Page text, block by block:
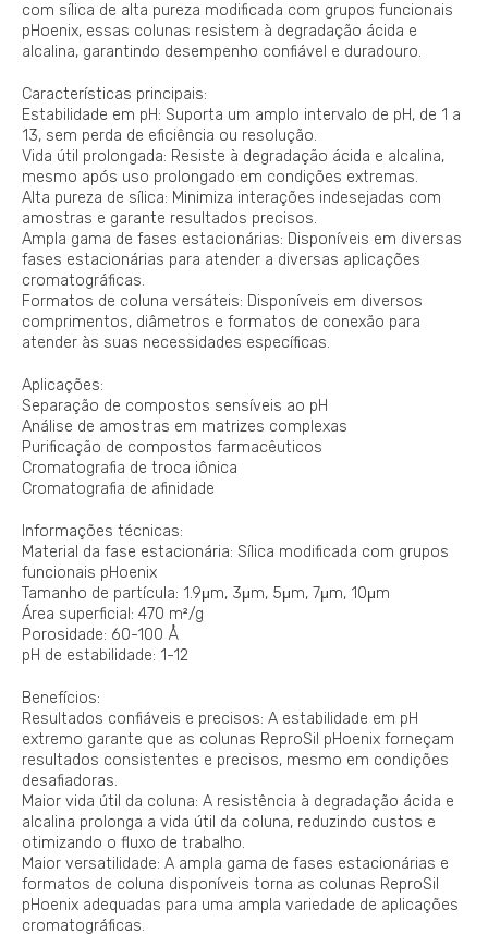
com sílica de alta pureza modificada com grupos funcionais
pHoenix, essas colunas resistem à degradação ácida e
alcalina, garantindo desempenho confiável e duradouro.
Características principais:
Estabilidade em pH: Suporta um amplo intervalo de pH, de 1 a
13, sem perda de eficiência ou resolução.
Vida útil prolongada: Resiste à degradação ácida e alcalina,
mesmo após uso prolongado em condições extremas.
Alta pureza de sílica: Minimiza interações indesejadas com
amostras e garante resultados precisos.
Ampla gama de fases estacionárias: Disponíveis em diversas
fases estacionárias para atender a diversas aplicações
cromatográficas.
Formatos de coluna versáteis: Disponíveis em diversos
comprimentos, diâmetros e formatos de conexão para
atender às suas necessidades específicas.
Aplicações:
Separação de compostos sensíveis ao pH
Análise de amostras em matrizes complexas
Purificação de compostos farmacêuticos
Cromatografia de troca iônica
Cromatografia de afinidade
Informações técnicas:
Material da fase estacionária: Sílica modificada com grupos
funcionais pHoenix
Tamanho de partícula: 1.9μm, 3μm, 5μm, 7μm, 10μm
Área superficial: 470 m²/g
Porosidade: 60-100 Å
pH de estabilidade: 1-12
Benefícios:
Resultados confiáveis e precisos: A estabilidade em pH
extremo garante que as colunas ReproSil pHoenix forneçam
resultados consistentes e precisos, mesmo em condições
desafiadoras.
Maior vida útil da coluna: A resistência à degradação ácida e
alcalina prolonga a vida útil da coluna, reduzindo custos e
otimizando o fluxo de trabalho.
Maior versatilidade: A ampla gama de fases estacionárias e
formatos de coluna disponíveis torna as colunas ReproSil
pHoenix adequadas para uma ampla variedade de aplicações
cromatográficas.